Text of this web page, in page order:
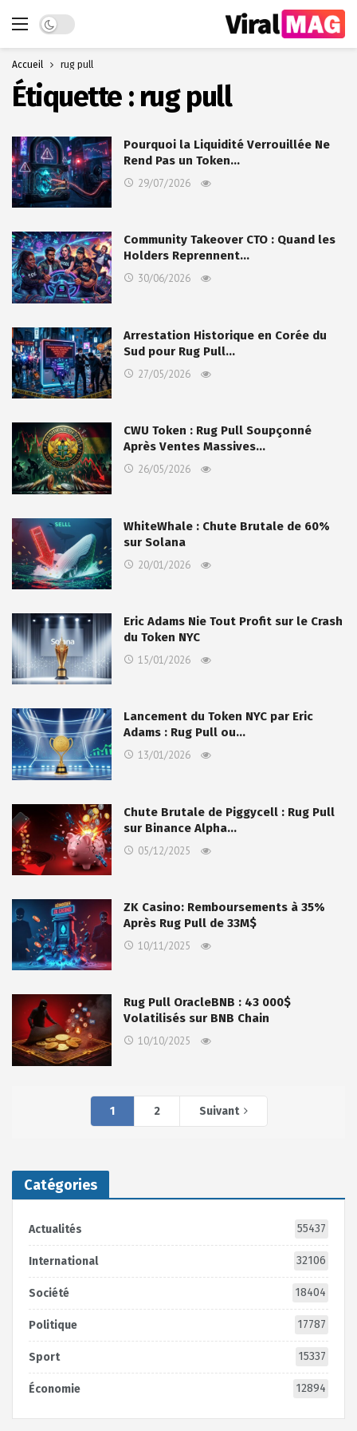
Dark mode
Accueil rug pull
Étiquette : rug pull
Pourquoi la Liquidité Verrouillée Ne
Rend Pas un Token…
29/07/2026
Community Takeover CTO : Quand les
Holders Reprennent…
30/06/2026
Arrestation Historique en Corée du
Sud pour Rug Pull…
27/05/2026
CWU Token : Rug Pull Soupçonné
Après Ventes Massives…
26/05/2026
WhiteWhale : Chute Brutale de 60%
sur Solana
20/01/2026
Eric Adams Nie Tout Profit sur le Crash
du Token NYC
15/01/2026
Lancement du Token NYC par Eric
Adams : Rug Pull ou…
13/01/2026
Chute Brutale de Piggycell : Rug Pull
sur Binance Alpha…
05/12/2025
ZK Casino: Remboursements à 35%
Après Rug Pull de 33M$
10/11/2025
Rug Pull OracleBNB : 43 000$
Volatilisés sur BNB Chain
10/10/2025
1 2 Suivant
Catégories
Actualités 55437
International 32106
Société 18404
Politique 17787
Sport 15337
Économie 12894